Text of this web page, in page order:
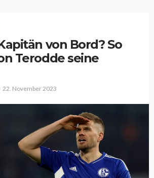
von Bord? So
Terodde seine
22. November 2023